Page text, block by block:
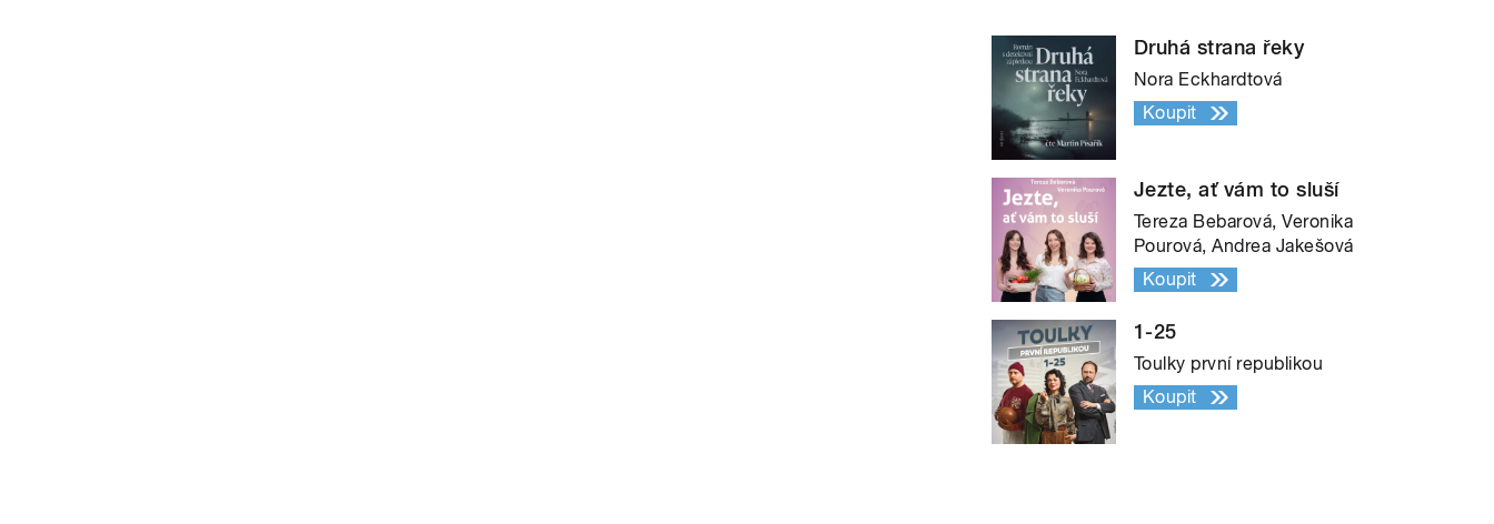
Druhá strana řeky
Nora Eckhardtová
Koupit
Jezte, ať vám to sluší
Tereza Bebarová, Veronika
Pourová, Andrea Jakešová
Koupit
1-25
Toulky první republikou
Koupit